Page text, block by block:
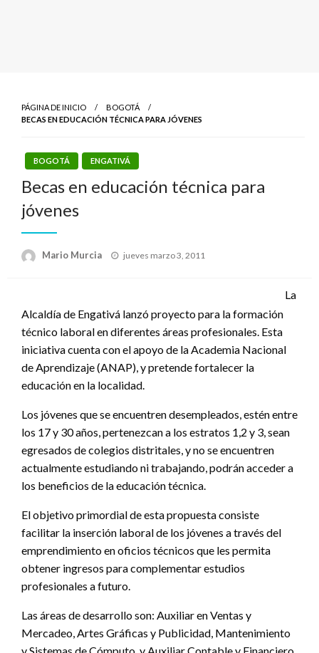
PÁGINA DE INICIO
BOGOTÁ
BECAS EN EDUCACIÓN TÉCNICA PARA JÓVENES
BOGOTÁ ENGATIVÁ
Becas en educación técnica para
jóvenes
Mario Murcia
Publicado
jueves marzo 3, 2011
La
Alcaldía de Engativá lanzó proyecto para la formación
técnico laboral en diferentes áreas profesionales. Esta
iniciativa cuenta con el apoyo de la Academia Nacional
de Aprendizaje (ANAP), y pretende fortalecer la
educación en la localidad.
Los jóvenes que se encuentren desempleados, estén entre
los 17 y 30 años, pertenezcan a los estratos 1,2 y 3, sean
egresados de colegios distritales, y no se encuentren
actualmente estudiando ni trabajando, podrán acceder a
los beneficios de la educación técnica.
El objetivo primordial de esta propuesta consiste
facilitar la inserción laboral de los jóvenes a través del
emprendimiento en oficios técnicos que les permita
obtener ingresos para complementar estudios
profesionales a futuro.
Las áreas de desarrollo son: Auxiliar en Ventas y
Mercadeo, Artes Gráficas y Publicidad, Mantenimiento